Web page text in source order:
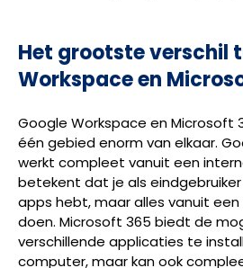
Het grootste verschil
Workspace en
Google Workspace en Microsoft
één gebied enorm van elkaar.
werkt compleet vanuit een
betekent dat je als
apps hebt, maar alles vanuit
doen. Microsoft 365 biedt de
verschillende applicaties te
computer, maar kan ook